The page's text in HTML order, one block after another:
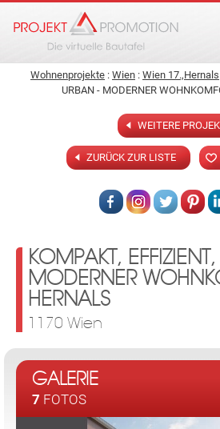
Wohnenprojekte : Wien : Wien 17.,Hernals
URBAN - MODERNER
WEITERE
ZURÜCK ZUR LISTE
KOMPAKT,
MODERNER
HERNALS
1170 Wien
GALERIE
7 FOTOS